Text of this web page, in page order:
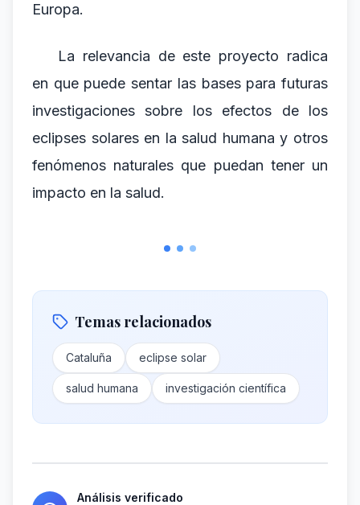
Europa.
La relevancia de este proyecto radica
en que puede sentar las bases para futuras
investigaciones sobre los efectos de los
eclipses solares en la salud humana y otros
fenómenos naturales que puedan tener un
impacto en la salud.
Temas relacionados
Cataluña eclipse solar
salud humana investigación científica
Análisis verificado